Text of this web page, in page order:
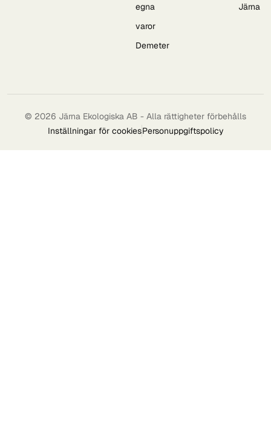
egna
varor
Demeter
Järna
© 2026 Järna Ekologiska AB - Alla rättigheter förbehålls
Inställningar för cookiesPersonuppgiftspolicy